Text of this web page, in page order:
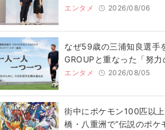
エンタメ 2026/08/06
なぜ59歳の三浦知良選
GROUPと重なった「努
エンタメ 2026/08/05
街中にポケモン100匹以
橋・八重洲で“伝説のポケ